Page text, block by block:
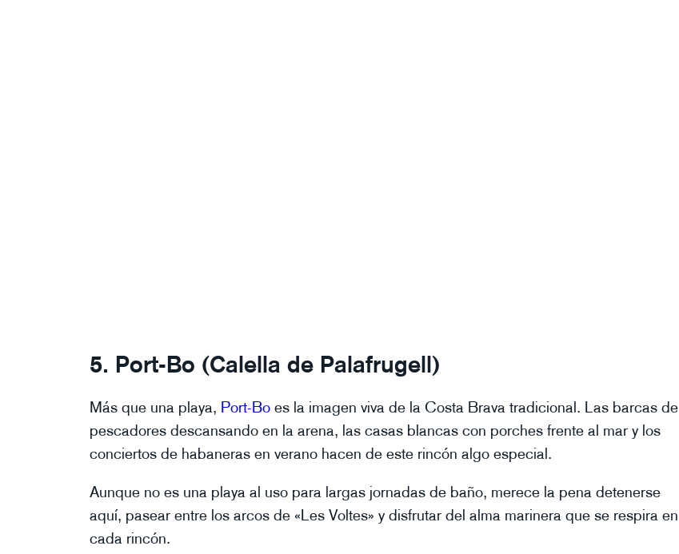
5. Port-Bo (Calella de Palafrugell)
Más que una playa, Port-Bo es la imagen viva de la Costa Brava tradicional. Las barcas de
pescadores descansando en la arena, las casas blancas con porches frente al mar y los
conciertos de habaneras en verano hacen de este rincón algo especial.
Aunque no es una playa al uso para largas jornadas de baño, merece la pena detenerse
aquí, pasear entre los arcos de «Les Voltes» y disfrutar del alma marinera que se respira en
cada rincón.